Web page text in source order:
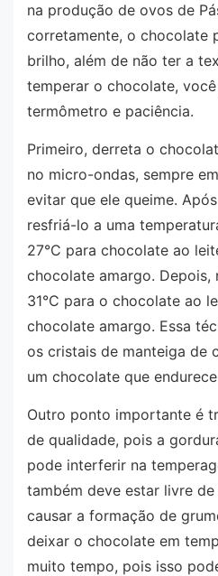
na produção de ovos de
corretamente, o chocolate
brilho, além de não ter a
temperar o chocolate,
termômetro e paciência.
Primeiro, derreta o
no micro-ondas, sempre
evitar que ele queime.
resfriá-lo a uma
27°C para chocolate ao
chocolate amargo. Depois,
31°C para o chocolate ao
chocolate amargo. Essa
os cristais de manteiga de
um chocolate que
Outro ponto importante é
de qualidade, pois a
pode interferir na
também deve estar livre
causar a formação de
deixar o chocolate em
muito tempo, pois isso